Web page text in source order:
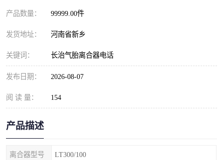
产品数量： 99999.00件
发货地址： 河南省新乡
关键词： 长治气胎离合器电话
发布日期： 2026-08-07
阅 读 量： 154
产品描述
离合器型号 LT300/100